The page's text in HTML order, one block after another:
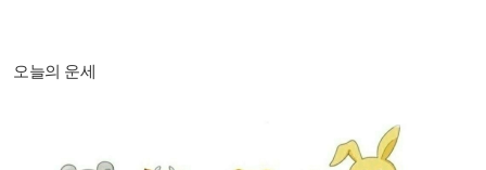
오늘의 운세